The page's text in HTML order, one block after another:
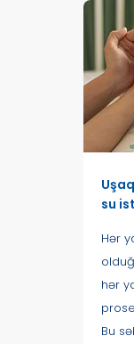
su
Hər
hər
Bu